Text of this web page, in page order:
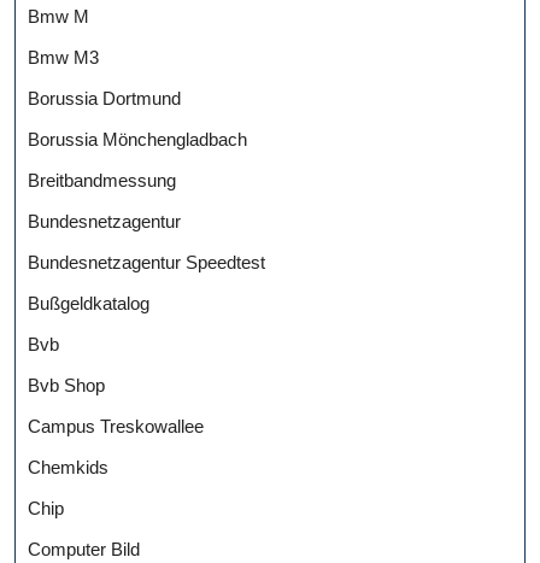
Bmw M
Bmw M3
Borussia Dortmund
Borussia Mönchengladbach
Breitbandmessung
Bundesnetzagentur
Bundesnetzagentur Speedtest
Bußgeldkatalog
Bvb
Bvb Shop
Campus Treskowallee
Chemkids
Chip
Computer Bild